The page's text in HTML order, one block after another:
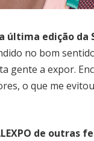
edição da
no bom
gente a expor.
o que me
de outras